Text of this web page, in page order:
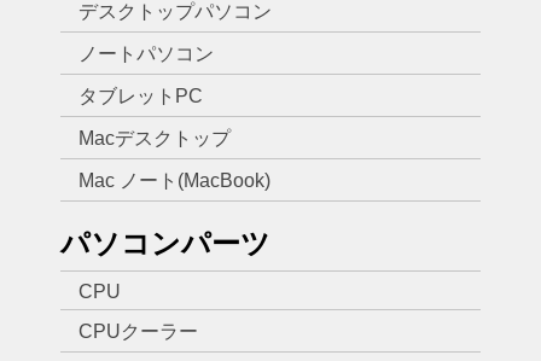
デスクトップパソコン
ノートパソコン
タブレットPC
Macデスクトップ
Mac ノート(MacBook)
パソコンパーツ
CPU
CPUクーラー